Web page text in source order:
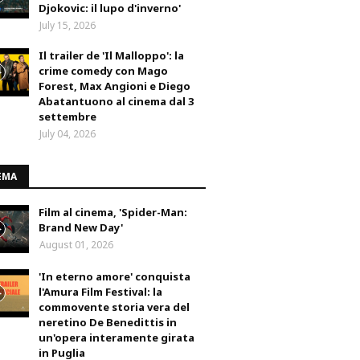
Djokovic: il lupo d'inverno'
July 15, 2026
Il trailer de 'Il Malloppo': la
crime comedy con Mago
Forest, Max Angioni e Diego
Abatantuono al cinema dal 3
settembre
July 04, 2026
Film al cinema, 'Spider-Man:
Brand New Day'
August 01, 2026
'In eterno amore' conquista
l'Amura Film Festival: la
commovente storia vera del
neretino De Benedittis in
un'opera interamente girata
in Puglia